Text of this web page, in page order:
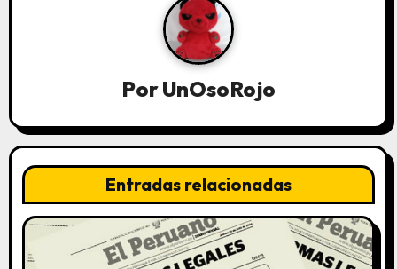
PorUnOsoRojo
Entradas relacionadas